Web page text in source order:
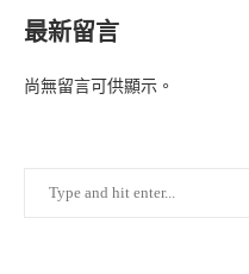
最新留言
尚無留言可供顯示。